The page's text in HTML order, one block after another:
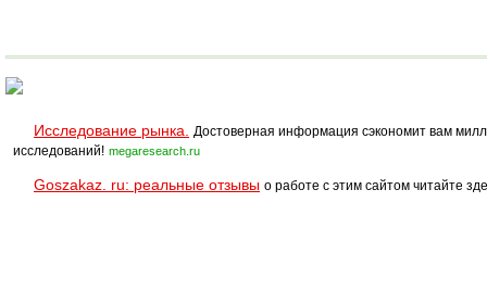
Исследование рынка.
Достоверная информация сэкономит вам
исследований! megaresearch.ru
Goszakaz. ru: реальные отзывы о работе с этим сайтом читайте